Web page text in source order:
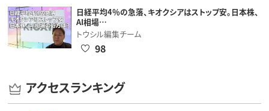
日経平均4％の急落、キオクシアはストップ安。日本株、
AI相場…
トウシル編集チーム
98
アクセスランキング